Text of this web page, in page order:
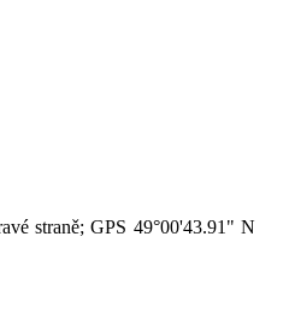
straně; GPS 49°00'43.91" N